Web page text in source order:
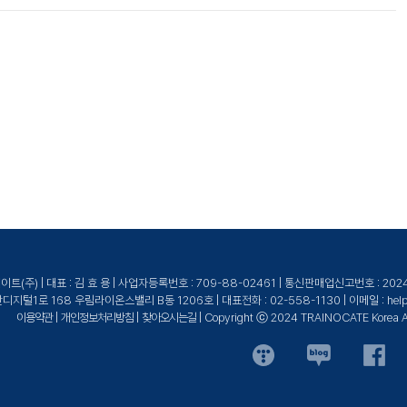
이트(주) | 대표 : 김 효 용 | 사업자등록번호 : 709-88-02461 | 통신판매업신고번호 :
디지털1로 168 우림라이온스밸리 B동 1206호 | 대표전화 : 02-558-1130 | 이메일 :
이용약관| 개인정보처리방침 찾아오시는길 | Copyright ⓒ 2024 TRAINOCATE Korea